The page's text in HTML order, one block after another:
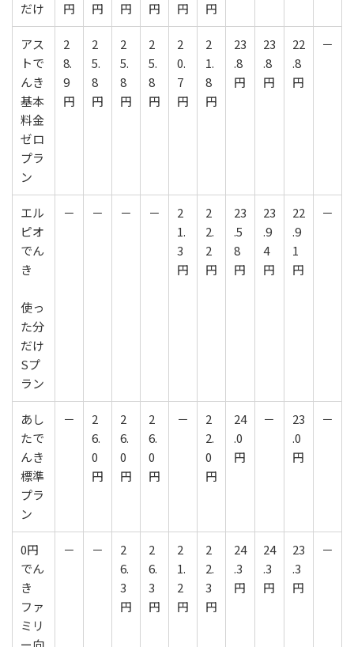
だけ
円
円
円
円
円
円
アス
トで
んき
基本
料金
ゼロ
プラ
ン
2
8.
9
円
2
5.
8
円
2
5.
8
円
2
5.
8
円
2
0.
7
円
2
1.
8
円
23
.8
円
23
.8
円
22
.8
円
－
エル
ピオ
でん
き
使っ
た分
だけ
Sプ
ラン
－ － － －
2
1.
3
円
2
2.
2
円
23
.5
8
円
23
.9
4
円
22
.9
1
円
－
あし
たで
んき
標準
プラ
ン
－
2
6.
0
円
2
6.
0
円
2
6.
0
円
－
2
2.
0
円
24
.0
円
－
23
.0
円
－
0円
でん
き
ファ
ミリ
－ －
2
6.
3
円
2
6.
3
円
2
1.
2
円
2
2.
3
円
24
.3
円
24
.3
円
23
.3
円
－